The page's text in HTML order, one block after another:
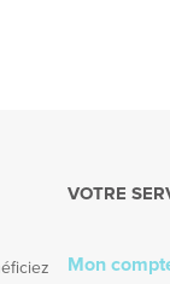
VOTRE
Mon